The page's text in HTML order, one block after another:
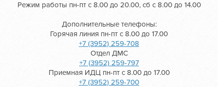
Режим работы пн-пт с 8.00 до 20.00, сб с 8.00 до 14.00
Дополнительные телефоны:
Горячая линия пн-пт с 8.00 до 17.00
+7 (3952) 259-708
Отдел ДМС
+7 (3952) 259-797
Приемная ИДЦ пн-пт с 8.00 до 17.00
+7 (3952) 259-700